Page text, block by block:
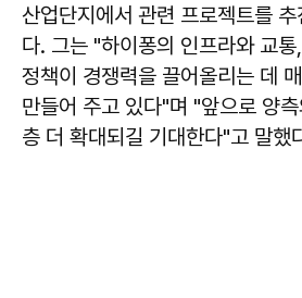
산업단지에서 관련 프로젝트를
다. 그는 "하이퐁의 인프라와 교통
정책이 경쟁력을 끌어올리는 데
만들어 주고 있다"며 "앞으로 양
층 더 확대되길 기대한다"고 말했